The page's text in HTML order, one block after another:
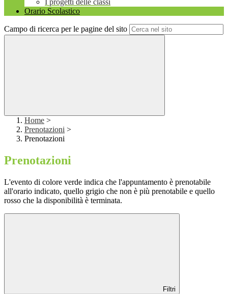
I progetti delle classi
Orario Scolastico
Campo di ricerca per le pagine del sito
Home >
Prenotazioni >
Prenotazioni
Prenotazioni
L'evento di colore verde indica che l'appuntamento è prenotabile
all'orario indicato, quello grigio che non è più prenotabile e quello
rosso che la disponibilità è terminata.
Filtri